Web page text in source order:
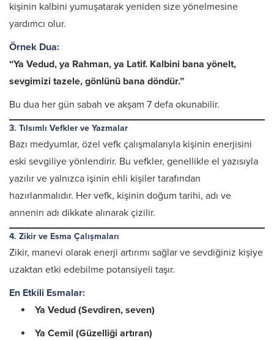
kişinin kalbini yumuşatarak yeniden size yönelmesine
yardımcı olur.
Örnek Dua:
“Ya Vedud, ya Rahman, ya Latif. Kalbini bana yönelt,
sevgimizi tazele, gönlünü bana döndür.”
Bu dua her gün sabah ve akşam 7 defa okunabilir.
3. Tılsımlı Vefkler ve Yazmalar
Bazı medyumlar, özel vefk çalışmalarıyla kişinin enerjisini
eski sevgiliye yönlendirir. Bu vefkler, genellikle el yazısıyla
yazılır ve yalnızca işinin ehli kişiler tarafından
hazırlanmalıdır. Her vefk, kişinin doğum tarihi, adı ve
annenin adı dikkate alınarak çizilir.
4. Zikir ve Esma Çalışmaları
Zikir, manevi olarak enerji artırımı sağlar ve sevdiğiniz kişiye
uzaktan etki edebilme potansiyeli taşır.
En Etkili Esmalar:
Ya Vedud (Sevdiren, seven)
Ya Cemil (Güzelliği artıran)